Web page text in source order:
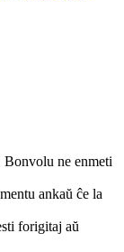
ne enmeti
ankaŭ ĉe la
forigitaj aŭ